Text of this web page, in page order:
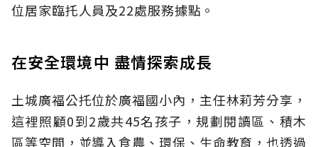
位居家臨托人員及22處服務據點。
在安全環境中 盡情探索成長
土城廣福公托位於廣福國小內，主任林莉芳分享，
這裡照顧0到2歲共45名孩子，規劃閱讀區、積木
區等空間，並導入食農、環保、生命教育，也透過